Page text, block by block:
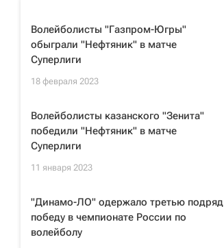
Волейболисты "Газпром-Югры"
обыграли "Нефтяник" в матче
Суперлиги
18 февраля 2023
Волейболисты казанского "Зенита"
победили "Нефтяник" в матче
Суперлиги
11 января 2023
"Динамо-ЛО" одержало третью подряд
победу в чемпионате России по
волейболу